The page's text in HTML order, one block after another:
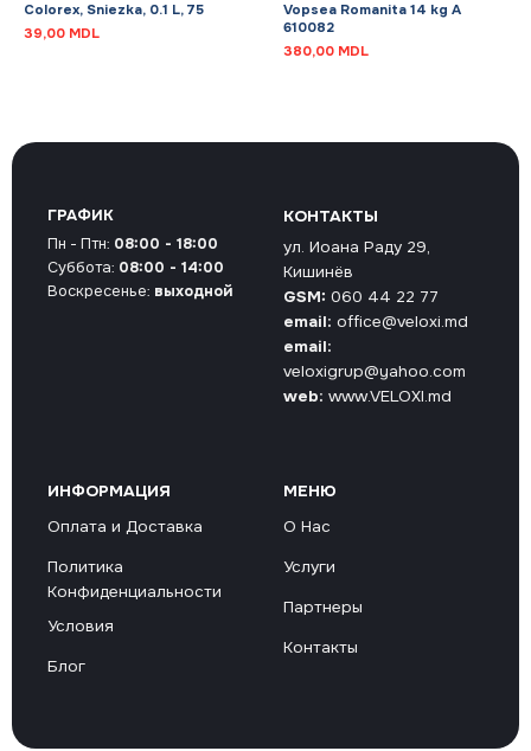
Colorex, Sniezka, 0.1 L, 75
39,00 MDL
Vopsea Romanita 14 kg A
610082
380,00 MDL
КОНТАКТЫ
ул. Иоана Раду 29,
Кишинёв
GSM: 060 44 22 77
email: office@veloxi.md
email:
veloxigrup@yahoo.com
web: www.VELOXI.md
ИНФОРМАЦИЯ
Оплата и Доставка
Политика
Конфиденциальности
Условия
Блог
МЕНЮ
О Нас
Услуги
Партнеры
Контакты
ГРАФИК
Пн - Птн: 08:00 - 18:00
Суббота: 08:00 - 14:00
Воскресенье: выходной